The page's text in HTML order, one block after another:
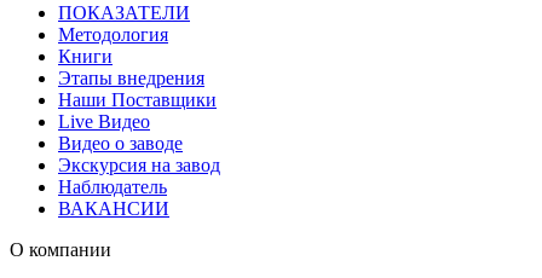
ПОКАЗАТЕЛИ
Методология
Книги
Этапы внедрения
Наши Поставщики
Live Видео
Видео о заводе
Экскурсия на завод
Наблюдатель
ВАКАНСИИ
О компании